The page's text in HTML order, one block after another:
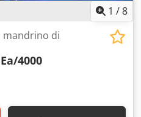
1 /8
mandrino di
4000